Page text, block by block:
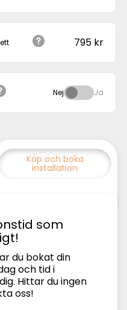
795 kr
Nej Ja
Köp och boka
installation
som
du bokat din
och tid i
Hittar du ingen
oss!